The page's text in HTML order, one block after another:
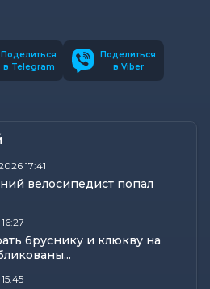
Поделиться
в Telegram
Поделиться
в Viber
17:41
велосипедист попал
бруснику и клюкву на